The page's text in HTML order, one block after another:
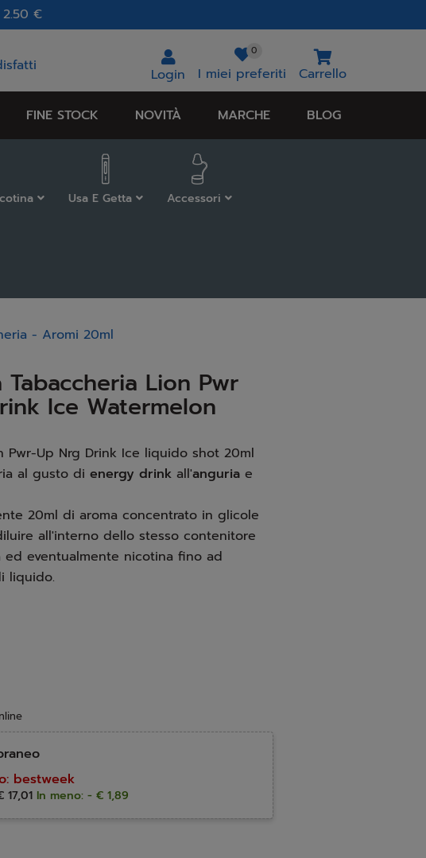
€
Login
0
I miei preferiti Carrello
FINE STOCK NOVITÀ MARCHE BLOG
Usa E Getta Accessori
- Aromi 20ml
Lion Pwr
Ice Watermelon
Pwr-Up Nrg Drink Ice liquido shot 20ml
al gusto di energy drink all'anguria e
20ml di aroma concentrato in glicole
all'interno dello stesso contenitore
ed eventualmente nicotina fino ad
liquido.
bestweek
17,01 In meno: - € 1,89